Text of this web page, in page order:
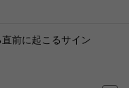
直前に起こるサイン